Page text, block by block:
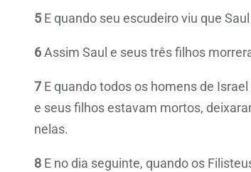
5 E quando seu escudeiro viu que
6Assim Saul e seus três filhos
7 E quando todos os homens de
e seus filhos estavam mortos,
nelas.
8 E no dia seguinte, quando os